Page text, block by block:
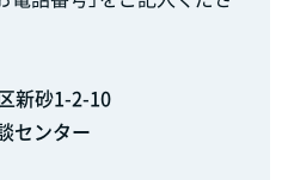
新砂1-2-10
センター